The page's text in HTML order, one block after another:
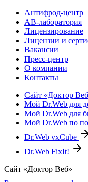
Антифрод-центр
АВ-лаборатория
Лицензирование
Лицензии и
Вакансии
Пресс-центр
О компании
Контакты
Сайт «Доктор
Мой Dr.Web для
Мой Dr.Web для
Мой Dr.Web по
Dr.Web vxCube
Dr.Web FixIt!
Сайт «Доктор Веб»